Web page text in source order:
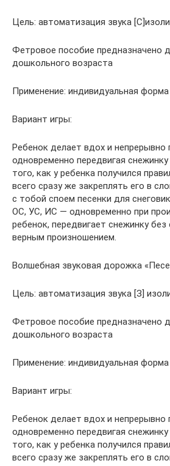
Цель: автоматизация звука
Фетровое пособие предназначено
дошкольного возраста
Применение: индивидуальная
Вариант игры:
Ребенок делает вдох и непрерывно
одновременно передвигая
того, как у ребенка получился
всего сразу же закреплять его в
с тобой споем песенки для
ОС, УС, ИС — одновременно при
ребенок, передвигает снежинку
верным произношением.
Волшебная звуковая дорожка
Цель: автоматизация звука [З]
Фетровое пособие предназначено
дошкольного возраста
Применение: индивидуальная
Вариант игры:
Ребенок делает вдох и непрерывно
одновременно передвигая
того, как у ребенка получился
всего сразу же закреплять его в